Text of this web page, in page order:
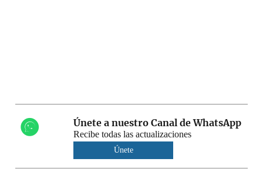
Únete a nuestro Canal de WhatsApp
Recibe todas las actualizaciones
Únete